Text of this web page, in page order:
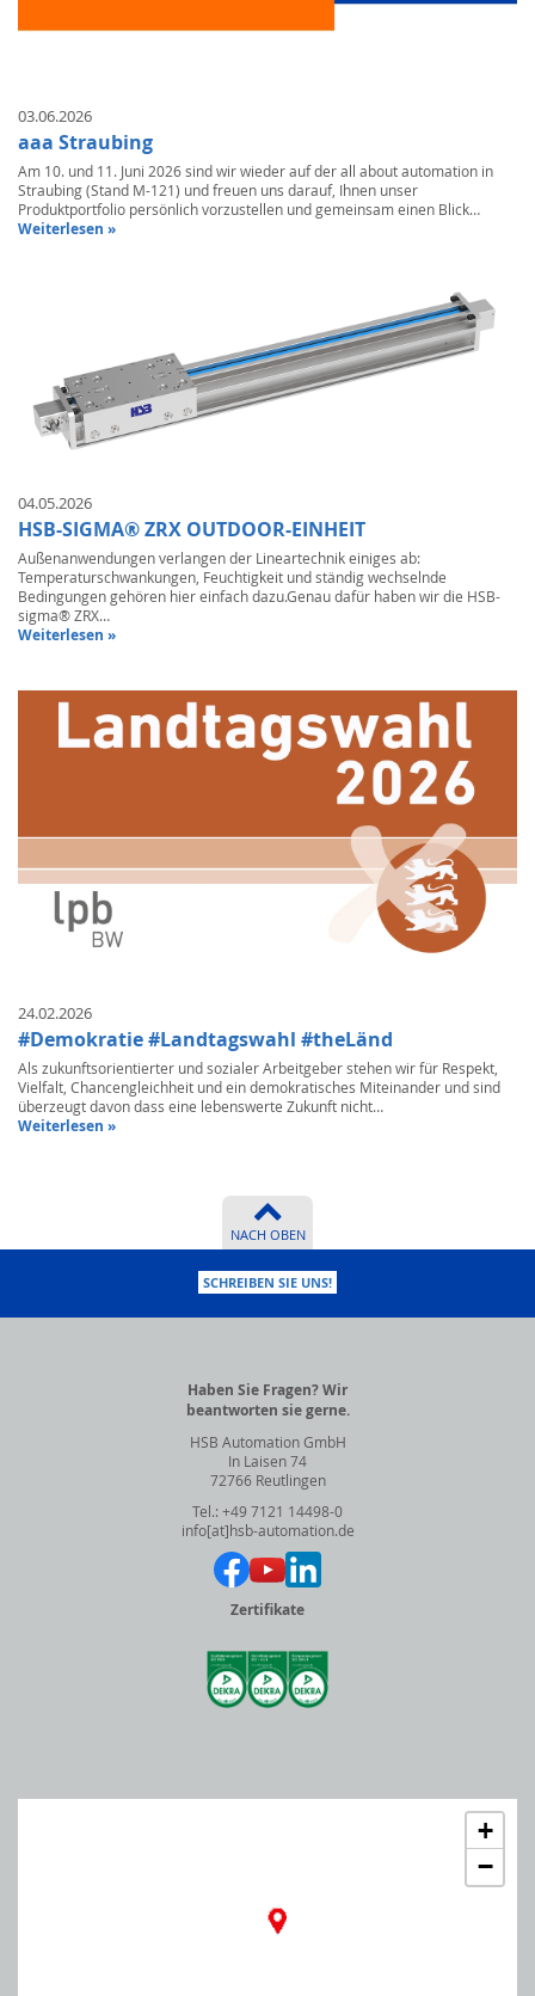
03.06.2026
aaa Straubing
Am 10. und 11. Juni 2026 sind wir wieder auf der all about automation in
Straubing (Stand M-121) und freuen uns darauf, Ihnen unser
Produktportfolio persönlich vorzustellen und gemeinsam einen Blick…
Weiterlesen »
04.05.2026
HSB-SIGMA® ZRX OUTDOOR-EINHEIT
Außenanwendungen verlangen der Lineartechnik einiges ab:
Temperaturschwankungen, Feuchtigkeit und ständig wechselnde
Bedingungen gehören hier einfach dazu.Genau dafür haben wir die HSB-
sigma® ZRX…
Weiterlesen »
24.02.2026
#Demokratie #Landtagswahl #theLänd
Als zukunftsorientierter und sozialer Arbeitgeber stehen wir für Respekt,
Vielfalt, Chancengleichheit und ein demokratisches Miteinander und sind
überzeugt davon dass eine lebenswerte Zukunft nicht…
Weiterlesen »
NACH OBEN
SCHREIBEN SIE UNS!
Haben Sie Fragen? Wir
beantworten sie gerne.
HSB Automation GmbH
In Laisen 74
72766 Reutlingen
Tel.: +49 7121 14498-0
info[at]hsb-automation.de
Zertifikate
+
−